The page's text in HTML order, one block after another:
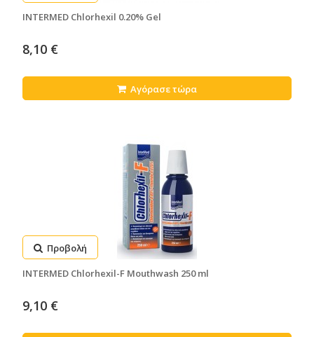
INTERMED Chlorhexil 0.20% Gel
8,10 €
Αγόρασε τώρα
Προβολή
INTERMED Chlorhexil-F Mouthwash 250 ml
9,10 €